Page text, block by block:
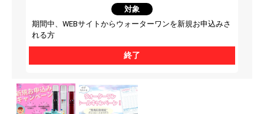
対象
期間中、WEBサイトからウォーターワンを新規お申込みさ
れる方
終了